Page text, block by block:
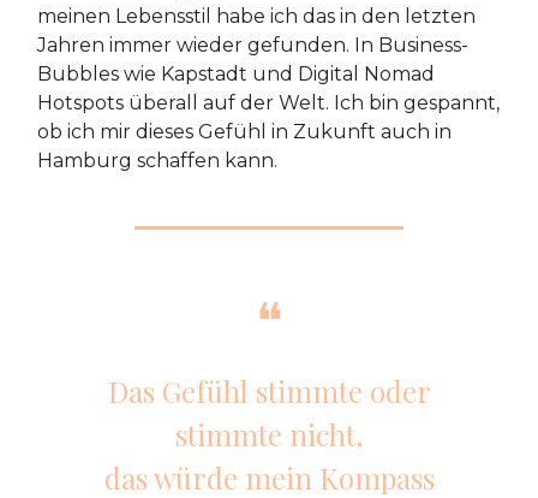
meinen Lebensstil habe ich das in den letzten
Jahren immer wieder gefunden. In Business-
Bubbles wie Kapstadt und Digital Nomad
Hotspots überall auf der Welt. Ich bin gespannt,
ob ich mir dieses Gefühl in Zukunft auch in
Hamburg schaffen kann.
❝
Das Gefühl stimmte oder
stimmte nicht,
das würde mein Kompass